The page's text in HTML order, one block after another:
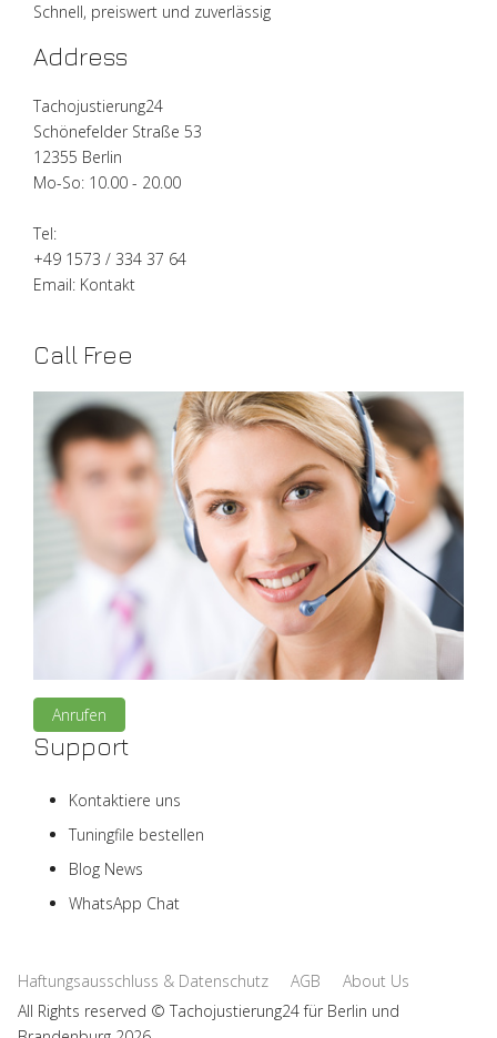
Schnell, preiswert und zuverlässig
Address
Tachojustierung24
Schönefelder Straße 53
12355 Berlin
Mo-So: 10.00 - 20.00
Tel:
+49 1573 / 334 37 64
Email: Kontakt
Call Free
Anrufen
Support
Kontaktiere uns
Tuningfile bestellen
Blog News
WhatsApp Chat
Haftungsausschluss & Datenschutz AGB
About Us
All Rights reserved © Tachojustierung24 für Berlin und